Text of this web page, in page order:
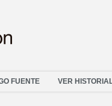
FUENTE VER